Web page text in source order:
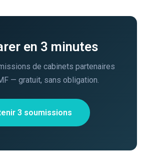
en 3 minutes
de cabinets partenaires
— gratuit, sans obligation.
3 soumissions